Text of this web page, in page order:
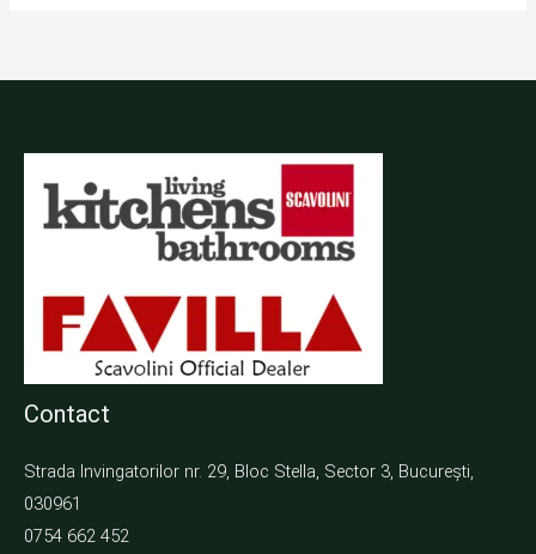
Contact
Strada Invingatorilor nr. 29, Bloc Stella, Sector 3, București,
030961
0754 662 452